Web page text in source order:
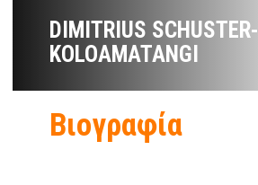
DIMITRIUS SCHUSTER-
KOLOAMATANGI
Βιογραφία